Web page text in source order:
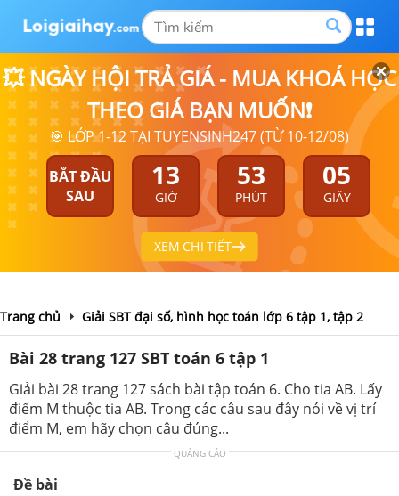
💥 NGÀY HỘI TRẢ GIÁ - MUA KHOÁ HỌC
THEO GIÁ BẠN MUỐN❗
🎯 LỚP 1-12 TẠI TUYENSINH247 (TỪ 10-12/08)
BẮT ĐẦU
SAU
13
GIỜ
53
PHÚT
05
GIÂY
XEM CHI TIẾT
Trang chủ Giải SBT đại số, hình học toán lớp 6 tập 1, tập 2
Bài 28 trang 127 SBT toán 6 tập 1
Giải bài 28 trang 127 sách bài tập toán 6. Cho tia AB. Lấy
điểm M thuộc tia AB. Trong các câu sau đây nói về vị trí
điểm M, em hãy chọn câu đúng...
QUẢNG CÁO
Đề bài